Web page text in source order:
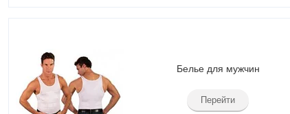
Белье для мужчин
Перейти